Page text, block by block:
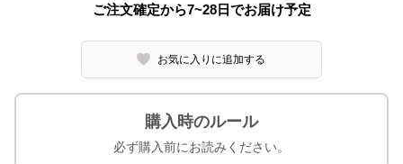
ご注文確定から7~28日でお届け予定
お気に入りに追加する
購入時のルール
必ず購入前にお読みください。